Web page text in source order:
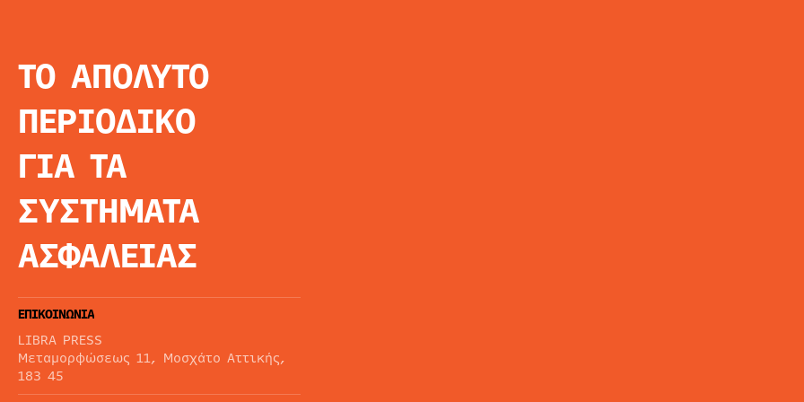
ΤΟ ΑΠΟΛΥΤΟ
ΠΕΡΙΟΔΙΚΟ
ΓΙΑ ΤΑ
ΣΥΣΤΗΜΑΤΑ
ΑΣΦΑΛΕΙΑΣ
ΕΠΙΚΟΙΝΩΝΙΑ
LIBRA PRESS
Μεταμορφώσεως 11, Μοσχάτο Αττικής,
183 45